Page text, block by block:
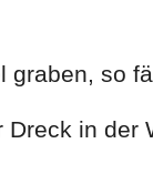
graben, so
in der